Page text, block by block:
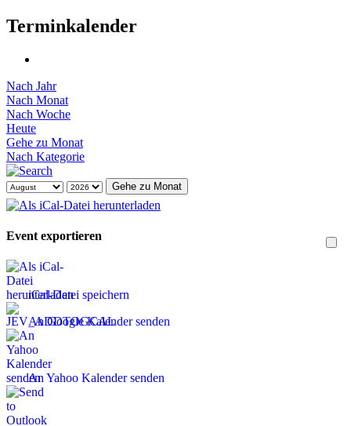
Terminkalender
Nach Jahr
Nach Monat
Nach Woche
Heute
Gehe zu Monat
Nach Kategorie
Gehe zu Monat
Event exportieren
iCal-Datei speichern
An Google Kalender senden
An Yahoo Kalender senden